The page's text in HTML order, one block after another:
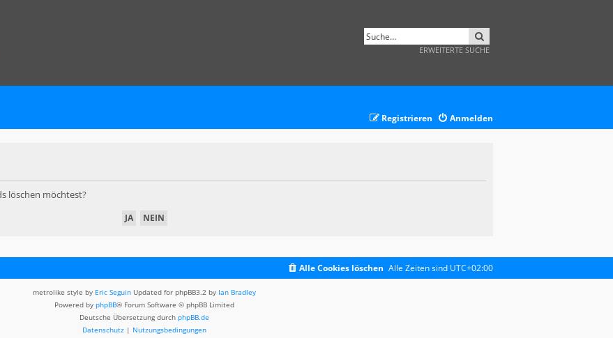
ERWEITERTE SUCHE
Anmelden
Registrieren
löschen möchtest?
Alle Zeiten sind UTC+02:00
Alle Cookies löschen
metrolike style by Eric Seguin Updated for phpBB3.2 by Ian Bradley
Powered by phpBB® Forum Software © phpBB Limited
Deutsche Übersetzung durch phpBB.de
Datenschutz | Nutzungsbedingungen